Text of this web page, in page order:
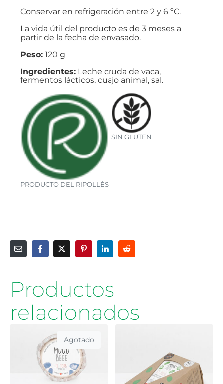
Conservar en refrigeración entre 2 y 6 ºC.
La vida útil del producto es de 3 meses a
partir de la fecha de envasado.
Peso: 120 g
Ingredientes: Leche cruda de vaca,
fermentos lácticos, cuajo animal, sal.
PRODUCTO DEL RIPOLLÈS
SIN GLUTEN
Productos
relacionados
Agotado